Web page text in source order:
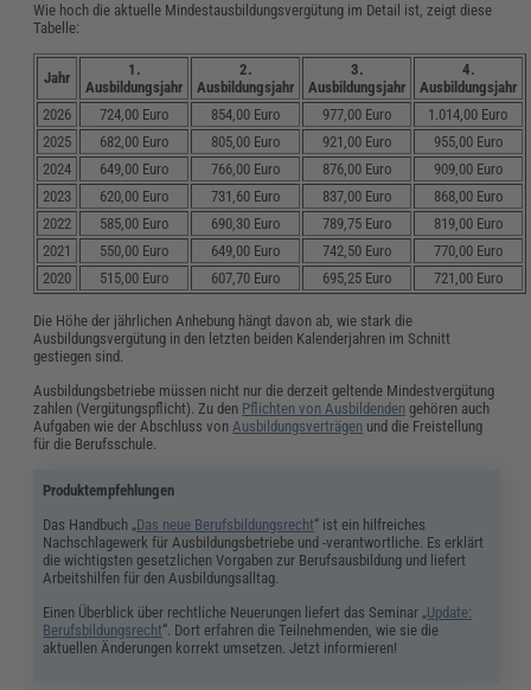
Wie hoch die aktuelle Mindestausbildungsvergütung im Detail ist, zeigt diese
Tabelle:
Jahr
1.
Ausbildungsjahr
2.
Ausbildungsjahr
3.
Ausbildungsjahr
4.
Ausbildungsjahr
2026
724,00 Euro 854,00 Euro 977,00 Euro
1.014,00 Euro
2025
682,00 Euro 805,00 Euro 921,00 Euro
955,00 Euro
2024
649,00 Euro 766,00 Euro 876,00 Euro
909,00 Euro
2023
620,00 Euro 731,60 Euro 837,00 Euro
868,00 Euro
2022
585,00 Euro 690,30 Euro 789,75 Euro
819,00 Euro
2021
550,00 Euro 649,00 Euro 742,50 Euro
770,00 Euro
2020
515,00 Euro 607,70 Euro 695,25 Euro 721,00 Euro
Die Höhe der jährlichen Anhebung hängt davon ab, wie stark die
Ausbildungsvergütung in den letzten beiden Kalenderjahren im Schnitt
gestiegen sind.
Ausbildungsbetriebe müssen nicht nur die derzeit geltende Mindestvergütung
zahlen (Vergütungspflicht). Zu den Pflichten von Ausbildenden gehören auch
Aufgaben wie der Abschluss vonAusbildungsverträgen und die Freistellung
für die Berufsschule.
Produktempfehlungen
Das Handbuch „Das neue Berufsbildungsrecht“ ist ein hilfreiches
Nachschlagewerk für Ausbildungsbetriebe und -verantwortliche. Es erklärt
die wichtigsten gesetzlichen Vorgaben zur Berufsausbildung und liefert
Arbeitshilfen für den Ausbildungsalltag.
Einen Überblick über rechtliche Neuerungen liefert das Seminar „Update:
Berufsbildungsrecht“. Dort erfahren die Teilnehmenden, wie sie die
aktuellen Änderungen korrekt umsetzen. Jetzt informieren!